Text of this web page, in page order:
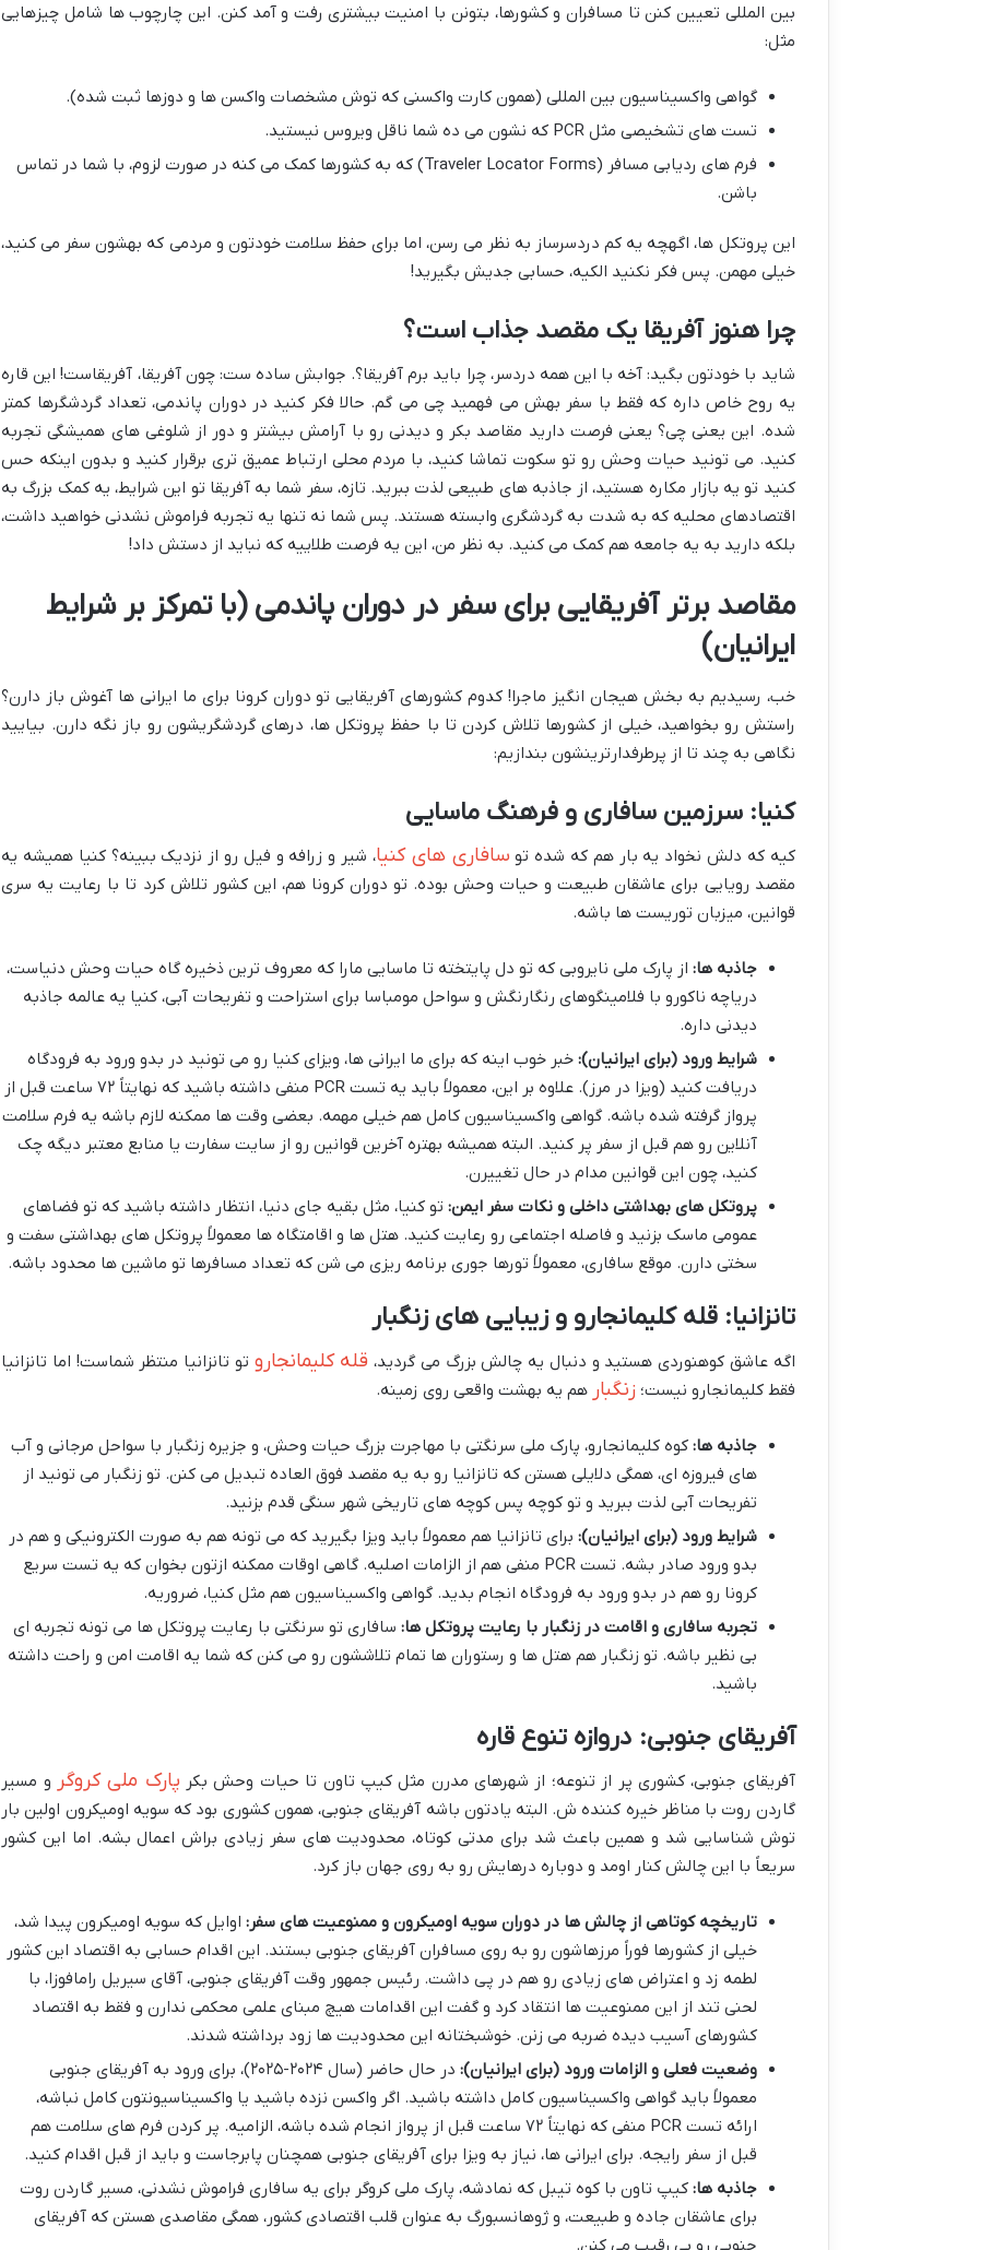
بین المللی تعیین کنن تا مسافران و کشورها، بتونن با امنیت بیشتری رفت و آمد کنن. این چارچوب ها شامل چیزهایی
مثل:
گواهی واکسیناسیون بین المللی (همون کارت واکسنی که توش مشخصات واکسن ها و دوزها ثبت شده).
تست های تشخیصی مثل PCR که نشون می ده شما ناقل ویروس نیستید.
فرم های ردیابی مسافر (Traveler Locator Forms) که به کشورها کمک می کنه در صورت لزوم، با شما در تماس
باشن.
این پروتکل ها، اگهچه یه کم دردسرساز به نظر می رسن، اما برای حفظ سلامت خودتون و مردمی که بهشون سفر می کنید،
خیلی مهمن. پس فکر نکنید الکیه، حسابی جدیش بگیرید!
چرا هنوز آفریقا یک مقصد جذاب است؟
شاید با خودتون بگید: آخه با این همه دردسر، چرا باید برم آفریقا؟. جوابش ساده ست: چون آفریقا، آفریقاست! این قاره
یه روح خاص داره که فقط با سفر بهش می فهمید چی می گم. حالا فکر کنید در دوران پاندمی، تعداد گردشگرها کمتر
شده. این یعنی چی؟ یعنی فرصت دارید مقاصد بکر و دیدنی رو با آرامش بیشتر و دور از شلوغی های همیشگی تجربه
کنید. می تونید حیات وحش رو تو سکوت تماشا کنید، با مردم محلی ارتباط عمیق تری برقرار کنید و بدون اینکه حس
کنید تو یه بازار مکاره هستید، از جاذبه های طبیعی لذت ببرید. تازه، سفر شما به آفریقا تو این شرایط، یه کمک بزرگ به
اقتصادهای محلیه که به شدت به گردشگری وابسته هستند. پس شما نه تنها یه تجربه فراموش نشدنی خواهید داشت،
بلکه دارید به یه جامعه هم کمک می کنید. به نظر من، این یه فرصت طلاییه که نباید از دستش داد!
مقاصد برتر آفریقایی برای سفر در دوران پاندمی (با تمرکز بر شرایط
ایرانیان)
خب، رسیدیم به بخش هیجان انگیز ماجرا! کدوم کشورهای آفریقایی تو دوران کرونا برای ما ایرانی ها آغوش باز دارن؟
راستش رو بخواهید، خیلی از کشورها تلاش کردن تا با حفظ پروتکل ها، درهای گردشگریشون رو باز نگه دارن. بیایید
نگاهی به چند تا از پرطرفدارترینشون بندازیم:
کنیا: سرزمین سافاری و فرهنگ ماسایی
کیه که دلش نخواد یه بار هم که شده تو سافاری های کنیا، شیر و زرافه و فیل رو از نزدیک ببینه؟ کنیا همیشه یه
مقصد رویایی برای عاشقان طبیعت و حیات وحش بوده. تو دوران کرونا هم، این کشور تلاش کرد تا با رعایت یه سری
قوانین، میزبان توریست ها باشه.
جاذبه ها: از پارک ملی نایروبی که تو دل پایتخته تا ماسایی مارا که معروف ترین ذخیره گاه حیات وحش دنیاست،
دریاچه ناکورو با فلامینگوهای رنگارنگش و سواحل مومباسا برای استراحت و تفریحات آبی، کنیا یه عالمه جاذبه
دیدنی داره.
شرایط ورود (برای ایرانیان): خبر خوب اینه که برای ما ایرانی ها، ویزای کنیا رو می تونید در بدو ورود به فرودگاه
دریافت کنید (ویزا در مرز). علاوه بر این، معمولاً باید یه تست PCR منفی داشته باشید که نهایتاً ۷۲ ساعت قبل از
پرواز گرفته شده باشه. گواهی واکسیناسیون کامل هم خیلی مهمه. بعضی وقت ها ممکنه لازم باشه یه فرم سلامت
آنلاین رو هم قبل از سفر پر کنید. البته همیشه بهتره آخرین قوانین رو از سایت سفارت یا منابع معتبر دیگه چک
کنید، چون این قوانین مدام در حال تغییرن.
پروتکل های بهداشتی داخلی و نکات سفر ایمن: تو کنیا، مثل بقیه جای دنیا، انتظار داشته باشید که تو فضاهای
عمومی ماسک بزنید و فاصله اجتماعی رو رعایت کنید. هتل ها و اقامتگاه ها معمولاً پروتکل های بهداشتی سفت و
سختی دارن. موقع سافاری، معمولاً تورها جوری برنامه ریزی می شن که تعداد مسافرها تو ماشین ها محدود باشه.
تانزانیا: قله کلیمانجارو و زیبایی های زنگبار
اگه عاشق کوهنوردی هستید و دنبال یه چالش بزرگ می گردید، قله کلیمانجارو تو تانزانیا منتظر شماست! اما تانزانیا
فقط کلیمانجارو نیست؛ زنگبار هم یه بهشت واقعی روی زمینه.
جاذبه ها: کوه کلیمانجارو، پارک ملی سرنگتی با مهاجرت بزرگ حیات وحش، و جزیره زنگبار با سواحل مرجانی و آب
های فیروزه ای، همگی دلایلی هستن که تانزانیا رو به یه مقصد فوق العاده تبدیل می کنن. تو زنگبار می تونید از
تفریحات آبی لذت ببرید و تو کوچه پس کوچه های تاریخی شهر سنگی قدم بزنید.
شرایط ورود (برای ایرانیان): برای تانزانیا هم معمولاً باید ویزا بگیرید که می تونه هم به صورت الکترونیکی و هم در
بدو ورود صادر بشه. تست PCR منفی هم از الزامات اصلیه. گاهی اوقات ممکنه ازتون بخوان که یه تست سریع
کرونا رو هم در بدو ورود به فرودگاه انجام بدید. گواهی واکسیناسیون هم مثل کنیا، ضروریه.
تجربه سافاری و اقامت در زنگبار با رعایت پروتکل ها: سافاری تو سرنگتی با رعایت پروتکل ها می تونه تجربه ای
بی نظیر باشه. تو زنگبار هم هتل ها و رستوران ها تمام تلاششون رو می کنن که شما یه اقامت امن و راحت داشته
باشید.
آفریقای جنوبی: دروازه تنوع قاره
آفریقای جنوبی، کشوری پر از تنوعه؛ از شهرهای مدرن مثل کیپ تاون تا حیات وحش بکر پارک ملی کروگر و مسیر
گاردن روت با مناظر خیره کننده ش. البته یادتون باشه آفریقای جنوبی، همون کشوری بود که سویه اومیکرون اولین بار
توش شناسایی شد و همین باعث شد برای مدتی کوتاه، محدودیت های سفر زیادی براش اعمال بشه. اما این کشور
سریعاً با این چالش کنار اومد و دوباره درهایش رو به روی جهان باز کرد.
تاریخچه کوتاهی از چالش ها در دوران سویه اومیکرون و ممنوعیت های سفر: اوایل که سویه اومیکرون پیدا شد،
خیلی از کشورها فوراً مرزهاشون رو به روی مسافران آفریقای جنوبی بستند. این اقدام حسابی به اقتصاد این کشور
لطمه زد و اعتراض های زیادی رو هم در پی داشت. رئیس جمهور وقت آفریقای جنوبی، آقای سیریل رامافوزا، با
لحنی تند از این ممنوعیت ها انتقاد کرد و گفت این اقدامات هیچ مبنای علمی محکمی ندارن و فقط به اقتصاد
کشورهای آسیب دیده ضربه می زنن. خوشبختانه این محدودیت ها زود برداشته شدند.
وضعیت فعلی و الزامات ورود (برای ایرانیان):
در حال حاضر (سال ۲۰۲۴-۲۰۲۵)، برای ورود به آفریقای جنوبی
معمولاً باید گواهی واکسیناسیون کامل داشته باشید. اگر واکسن نزده باشید یا واکسیناسیونتون کامل نباشه،
ارائه تست PCR منفی که نهایتاً ۷۲ ساعت قبل از پرواز انجام شده باشه، الزامیه. پر کردن فرم های سلامت هم
قبل از سفر رایجه. برای ایرانی ها، نیاز به ویزا برای آفریقای جنوبی همچنان پابرجاست و باید از قبل اقدام کنید.
جاذبه ها: کیپ تاون با کوه تیبل که نمادشه، پارک ملی کروگر برای یه سافاری فراموش نشدنی، مسیر گاردن روت
برای عاشقان جاده و طبیعت، و ژوهانسبورگ به عنوان قلب اقتصادی کشور، همگی مقاصدی هستن که آفریقای